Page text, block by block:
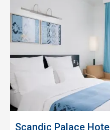
Scandic Palace Hotel